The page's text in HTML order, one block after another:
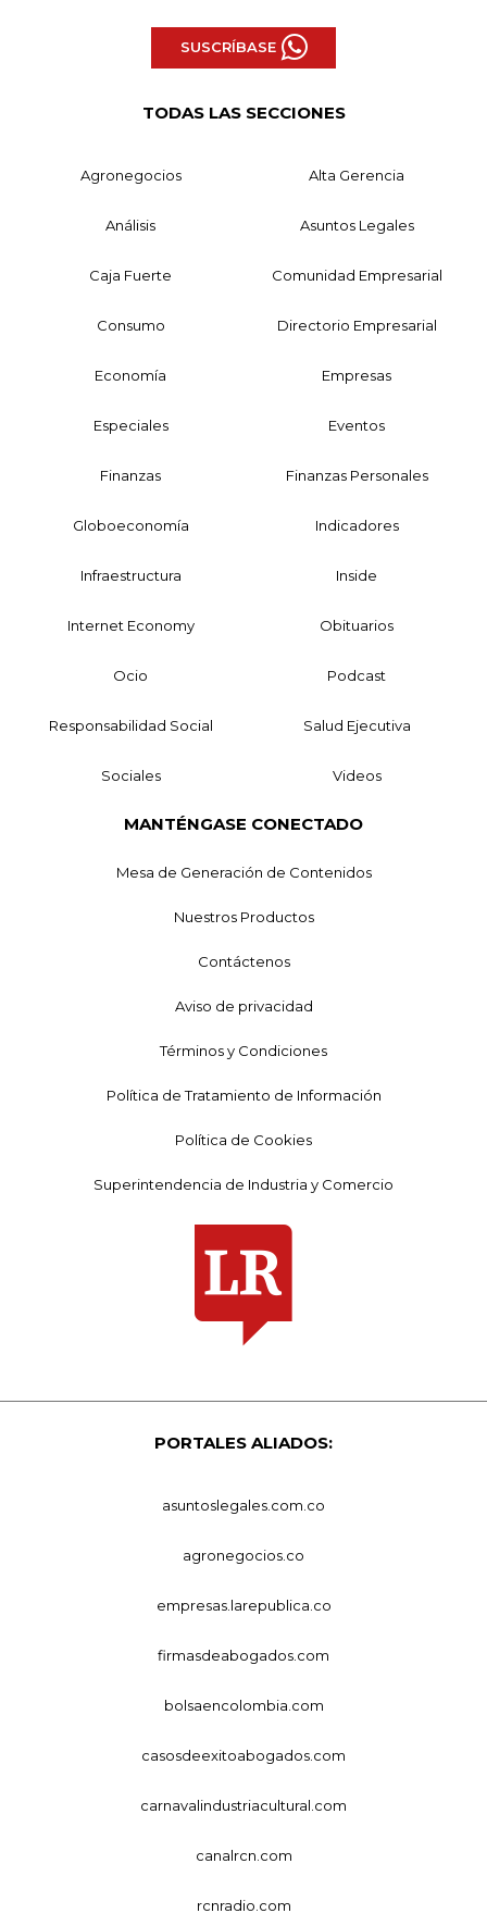
SUSCRÍBASE
TODAS LAS SECCIONES
Agronegocios Alta Gerencia
Análisis Asuntos Legales
Caja Fuerte Comunidad Empresarial
Consumo Directorio Empresarial
Economía Empresas
Especiales Eventos
Finanzas Finanzas Personales
Globoeconomía Indicadores
Infraestructura Inside
Internet Economy Obituarios
Ocio Podcast
Responsabilidad Social Salud Ejecutiva
Sociales Videos
MANTÉNGASE CONECTADO
Mesa de Generación de Contenidos
Nuestros Productos
Contáctenos
Aviso de privacidad
Términos y Condiciones
Política de Tratamiento de Información
Política de Cookies
Superintendencia de Industria y Comercio
PORTALES ALIADOS:
asuntoslegales.com.co
agronegocios.co
empresas.larepublica.co
firmasdeabogados.com
bolsaencolombia.com
casosdeexitoabogados.com
carnavalindustriacultural.com
canalrcn.com
rcnradio.com